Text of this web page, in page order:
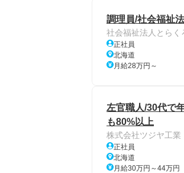
調理員/社会福祉
社会福祉法人とらく
正社員
北海道
月給28万円～
左官職人/30代で
も80%以上
株式会社ツジヤ工業
正社員
北海道
月給30万円～44万円